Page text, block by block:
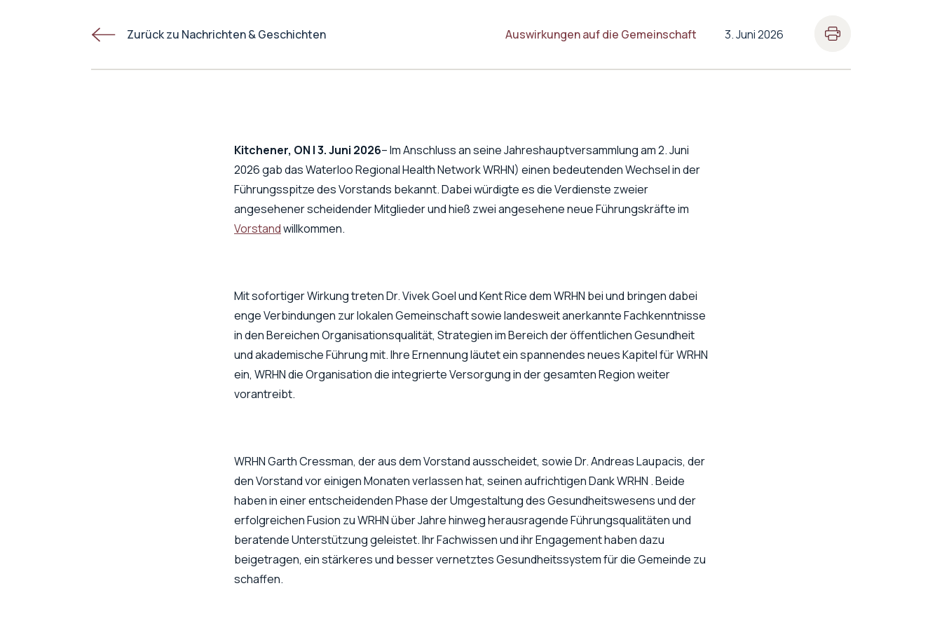
Zurück zu Nachrichten & Geschichten Auswirkungen auf die Gemeinschaft 3. Juni 2026
Kitchener, ON | 3. Juni 2026– Im Anschluss an seine Jahreshauptversammlung am 2. Juni
2026 gab das Waterloo Regional Health Network WRHN) einen bedeutenden Wechsel in der
Führungsspitze des Vorstands bekannt. Dabei würdigte es die Verdienste zweier
angesehener scheidender Mitglieder und hieß zwei angesehene neue Führungskräfte im
Vorstandwillkommen.
Mit sofortiger Wirkung treten Dr. Vivek Goel und Kent Rice dem WRHN bei und bringen dabei
enge Verbindungen zur lokalen Gemeinschaft sowie landesweit anerkannte Fachkenntnisse
in den Bereichen Organisationsqualität, Strategien im Bereich der öffentlichen Gesundheit
und akademische Führung mit. Ihre Ernennung läutet ein spannendes neues Kapitel für WRHN
ein, WRHN die Organisation die integrierte Versorgung in der gesamten Region weiter
vorantreibt.
WRHN Garth Cressman, der aus dem Vorstand ausscheidet, sowie Dr. Andreas Laupacis, der
den Vorstand vor einigen Monaten verlassen hat, seinen aufrichtigen Dank WRHN . Beide
haben in einer entscheidenden Phase der Umgestaltung des Gesundheitswesens und der
erfolgreichen Fusion zu WRHN über Jahre hinweg herausragende Führungsqualitäten und
beratende Unterstützung geleistet. Ihr Fachwissen und ihr Engagement haben dazu
beigetragen, ein stärkeres und besser vernetztes Gesundheitssystem für die Gemeinde zu
schaffen.